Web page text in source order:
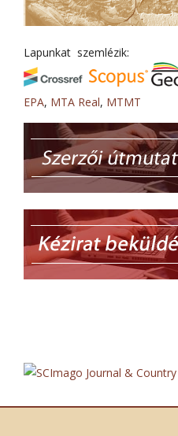
Lapunkat szemlézik:
EPA, MTA Real, MTMT